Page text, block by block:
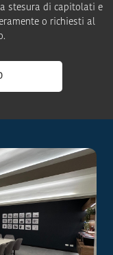
stesura di capitolati e
o richiesti al